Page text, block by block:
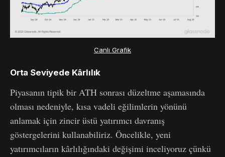
Canlı Grafik
Orta Seviyede Kârlılık
Piyasanın tipik bir ATH sonrası düzeltme aşamasında
olması nedeniyle, kısa vadeli eğilimlerin yönünü
anlamak için zincir üstü yatırımcı davranış
göstergelerini kullanabiliriz. Öncelikle, yeni
yatırımcıların kârlılığındaki değişimi inceliyoruz çünkü